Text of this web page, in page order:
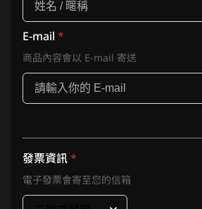
E-mail *
商品內容會以 E-mail 寄送
發票資訊*
電子發票會寄至您的信箱